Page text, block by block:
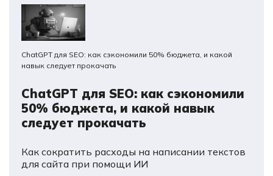
ChatGPT для SEO: как сэкономили 50% бюджета, и какой
навык следует прокачать
ChatGPT для SEO: как сэкономили
50% бюджета, и какой навык
следует прокачать
Как сократить расходы на написании текстов
для сайта при помощи ИИ